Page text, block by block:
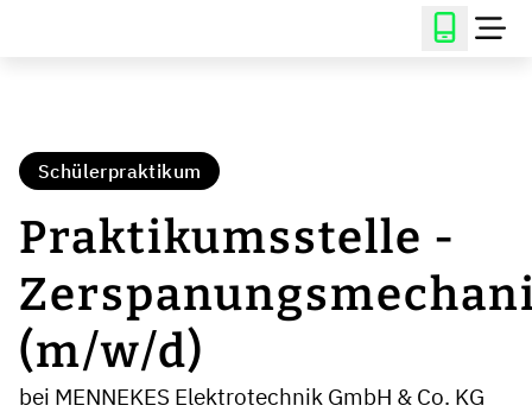
Schülerpraktikum
Praktikumsstelle -
(m/w/d)
bei MENNEKES Elektrotechnik GmbH & Co. KG